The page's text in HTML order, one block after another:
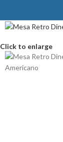
Click to enlarge